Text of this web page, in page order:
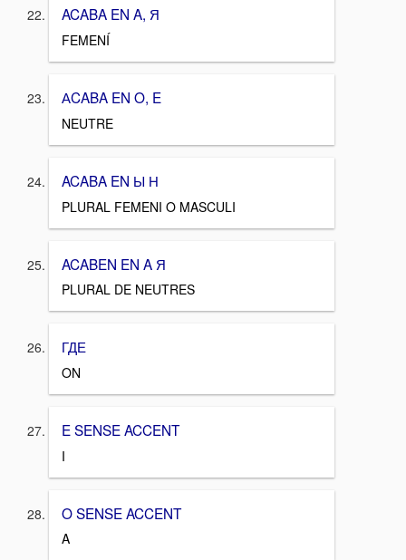
ACABA EN A, Я
FEMENÍ
АCABA EN O, E
NEUTRE
ACABA EN Ы Н
PLURAL FEMENI O MASCULI
ACABEN EN A Я
PLURAL DE NEUTRES
ГДЕ
ON
E SENSE ACCENT
I
O SENSE ACCENT
A